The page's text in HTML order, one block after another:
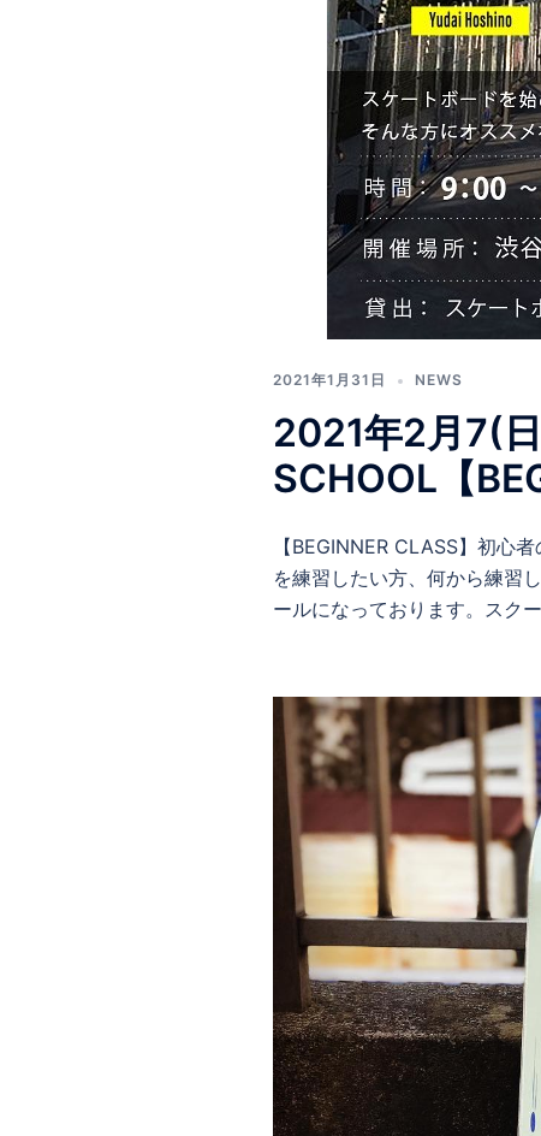
2021年1月31日 NEWS
2021年2月7(
SCHOOL【
【BEGINNER CLASS】初心
を練習したい方、何から練習
ールになっております。スク